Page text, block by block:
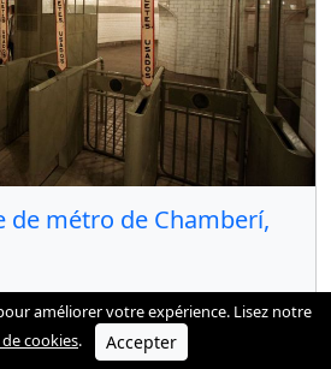
de métro de Chamberí,
Voir plus
améliorer votre expérience. Lisez notre
cookies. Accepter